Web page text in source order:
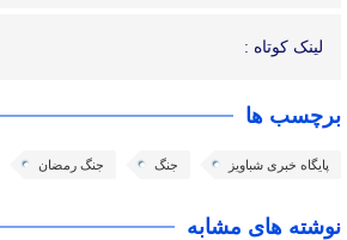
لینک کوتاه :
برچسب ها
پایگاه خبری شباویز جنگ جنگ رمضان
نوشته های مشابه